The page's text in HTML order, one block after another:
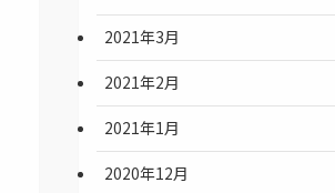
2021年3月
2021年2月
2021年1月
2020年12月